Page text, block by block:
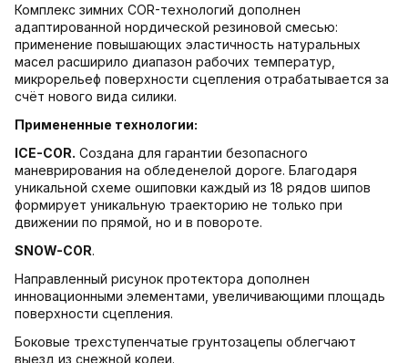
Комплекс зимних COR-технологий дополнен
адаптированной нордической резиновой смесью:
применение повышающих эластичность натуральных
масел расширило диапазон рабочих температур,
микрорельеф поверхности сцепления отрабатывается за
счёт нового вида силики.
Примененные технологии:
ICE-COR. Создана для гарантии безопасного
маневрирования на обледенелой дороге. Благодаря
уникальной схеме ошиповки каждый из 18 рядов шипов
формирует уникальную траекторию не только при
движении по прямой, но и в повороте.
SNOW-COR.
Направленный рисунок протектора дополнен
инновационными элементами, увеличивающими площадь
поверхности сцепления.
Боковые трехступенчатые грунтозацепы облегчают
выезд из снежной колеи.